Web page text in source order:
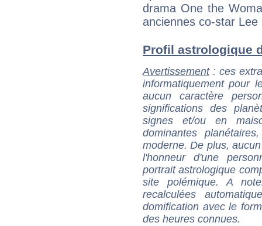
drama One the
anciennes co-star Lee
Profil astrologique
Avertissement: ces
informatiquement pour
aucun caractère
significations des
signes et/ou en
dominantes
moderne. De plus,
l'honneur d'une
portrait astrologique
site polémique. A
recalculées
domification avec le
des heures connues.